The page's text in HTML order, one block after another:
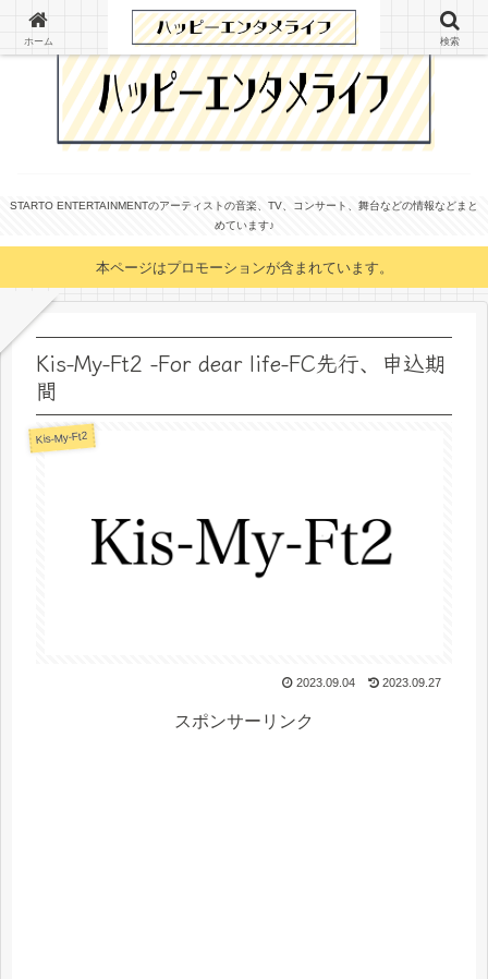
STARTO ENTERTAINMENTのアーティストの音楽、TV、コンサート、舞台などの情報などまと
めています♪
本ページはプロモーションが含まれています。
Kis-My-Ft2 -For dear life-FC先行、申込期
間
Kis-My-Ft2
2023.09.04 2023.09.27
スポンサーリンク
ホーム 検索